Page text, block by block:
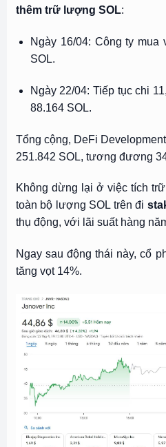
thêm trữ lượng SOL:
Ngày 16/04: Công ty
SOL.
Ngày 22/04: Tiếp tục chi
88.164 SOL.
Tổng cộng, DeFi
251.842 SOL, tương đương
Không dừng lại ở việc tích
toàn bộ lượng SOL trên đi
thụ động, với lãi suất hàng
Ngay sau động thái này, cổ
tăng vọt 14%.